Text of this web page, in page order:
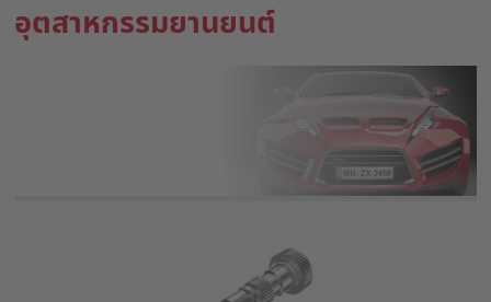
อุตสาหกรรมยานยนต์